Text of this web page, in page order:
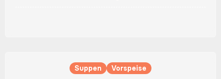
Suppen Vorspeise